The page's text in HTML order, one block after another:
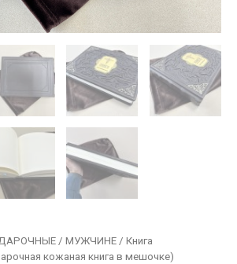
/ МУЖЧИНЕ / Книга
кожаная книга в мешочке)